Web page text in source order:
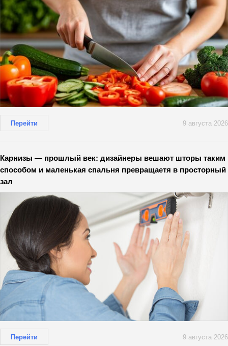
Перейти 9 августа 2026
Карнизы — прошлый век: дизайнеры вешают шторы таким
способом и маленькая спальня превращаетя в просторный
зал
Перейти 9 августа 2026